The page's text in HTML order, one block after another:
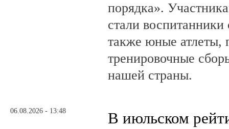
порядка».
стали
также юные атлеты,
тренировочные
нашей страны.
06.08.2026 - 13:48
В июльском